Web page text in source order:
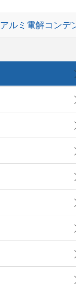
アルミ電解コンデ